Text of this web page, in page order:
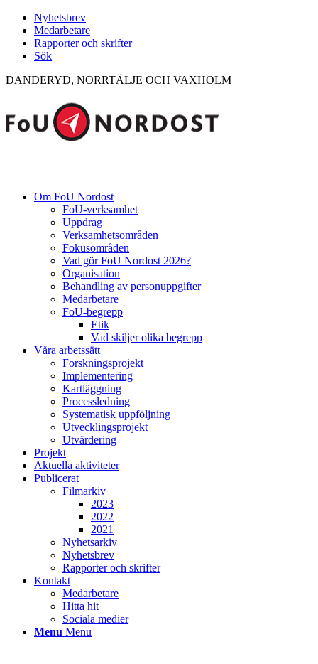
Nyhetsbrev
Medarbetare
Rapporter och skrifter
Sök
DANDERYD, NORRTÄLJE OCH VAXHOLM
Om FoU Nordost
FoU-verksamhet
Uppdrag
Verksamhetsområden
Fokusområden
Vad gör FoU Nordost 2026?
Organisation
Behandling av personuppgifter
Medarbetare
FoU-begrepp
Etik
Vad skiljer olika begrepp
Våra arbetssätt
Forskningsprojekt
Implementering
Kartläggning
Processledning
Systematisk uppföljning
Utvecklingsprojekt
Utvärdering
Projekt
Aktuella aktiviteter
Publicerat
Filmarkiv
2023
2022
2021
Nyhetsarkiv
Nyhetsbrev
Rapporter och skrifter
Kontakt
Medarbetare
Hitta hit
Sociala medier
Menu Menu